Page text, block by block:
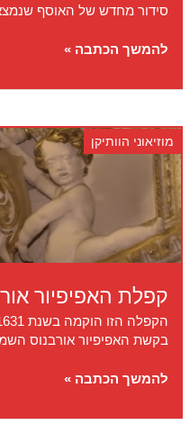
סידור מחדש של האוסף
מוזיאון
לפידריו
(לשעבר
לטרננסה)
להמשך הכתבה »
קפלת האפיפיור
מוזיאוני הוותיקן
בקשת האפיפיור אורבנוס
קפלת
אורבנוס
להמשך הכתבה »